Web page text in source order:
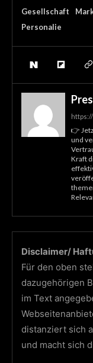
Gesellschaft
Personalie
👉
und
Kraft
Disclaimer/
Für den oben
dazugehörigen
im Text
distanziert sich
und macht sich